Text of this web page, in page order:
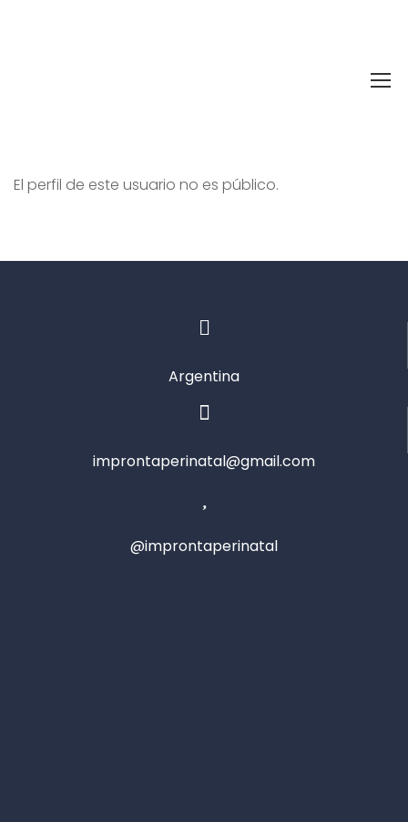
El perfil de este usuario no es público.
Argentina
improntaperinatal@gmail.com
@improntaperinatal